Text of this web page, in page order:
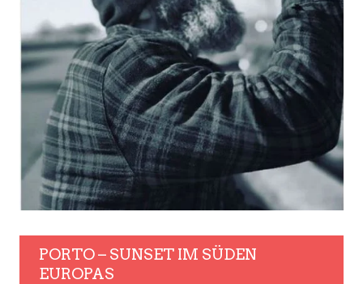
PORTO – SUNSET IM SÜDEN
EUROPAS